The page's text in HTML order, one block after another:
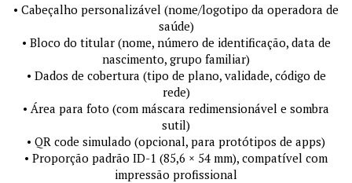
• Cabeçalho personalizável (nome/logotipo da operadora de
saúde)
• Bloco do titular (nome, número de identificação, data de
nascimento, grupo familiar)
• Dados de cobertura (tipo de plano, validade, código de
rede)
• Área para foto (com máscara redimensionável e sombra
sutil)
• QR code simulado (opcional, para protótipos de apps)
• Proporção padrão ID-1 (85,6 × 54 mm), compatível com
impressão profissional